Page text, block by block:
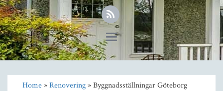
Toggle
navigation
Home»Renovering» Byggnadsställningar Göteborg